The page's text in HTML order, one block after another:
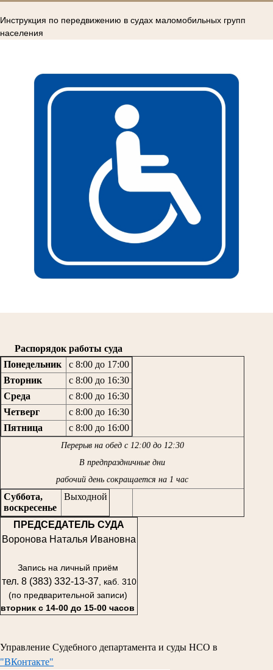
Инструкция по передвижению в судах маломобильных групп
населения
Распорядок работы суда
Понедельник
с 8:00 до 17:00
Вторник
с 8:00 до 16:30
Среда
с 8:00 до 16:30
Четверг
с 8:00 до 16:30
Пятница
с 8:00 до 16:00
Перерыв на обед с 12:00 до 12:30
В предпраздничные дни
рабочий день сокращается на 1 час
Суббота,
воскресенье
Выходной
ПРЕДСЕДАТЕЛЬ СУДА
Воронова Наталья Ивановна
Запись на личный приём
тел. 8 (383) 332-13-37 , каб. 310
(по предварительной записи)
вторник с 14-00 до 15-00 часов
Управление Судебного департамента и суды НСО в
"ВКонтакте"